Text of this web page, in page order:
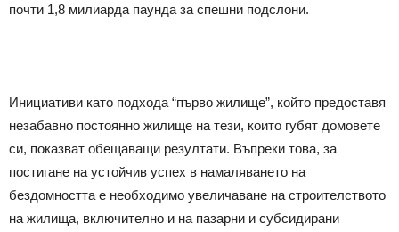
почти 1,8 милиарда паунда за спешни подслони.
Инициативи като подхода “първо жилище”, който предоставя
незабавно постоянно жилище на тези, които губят домовете
си, показват обещаващи резултати. Въпреки това, за
постигане на устойчив успех в намаляването на
бездомността е необходимо увеличаване на строителството
на жилища, включително и на пазарни и субсидирани